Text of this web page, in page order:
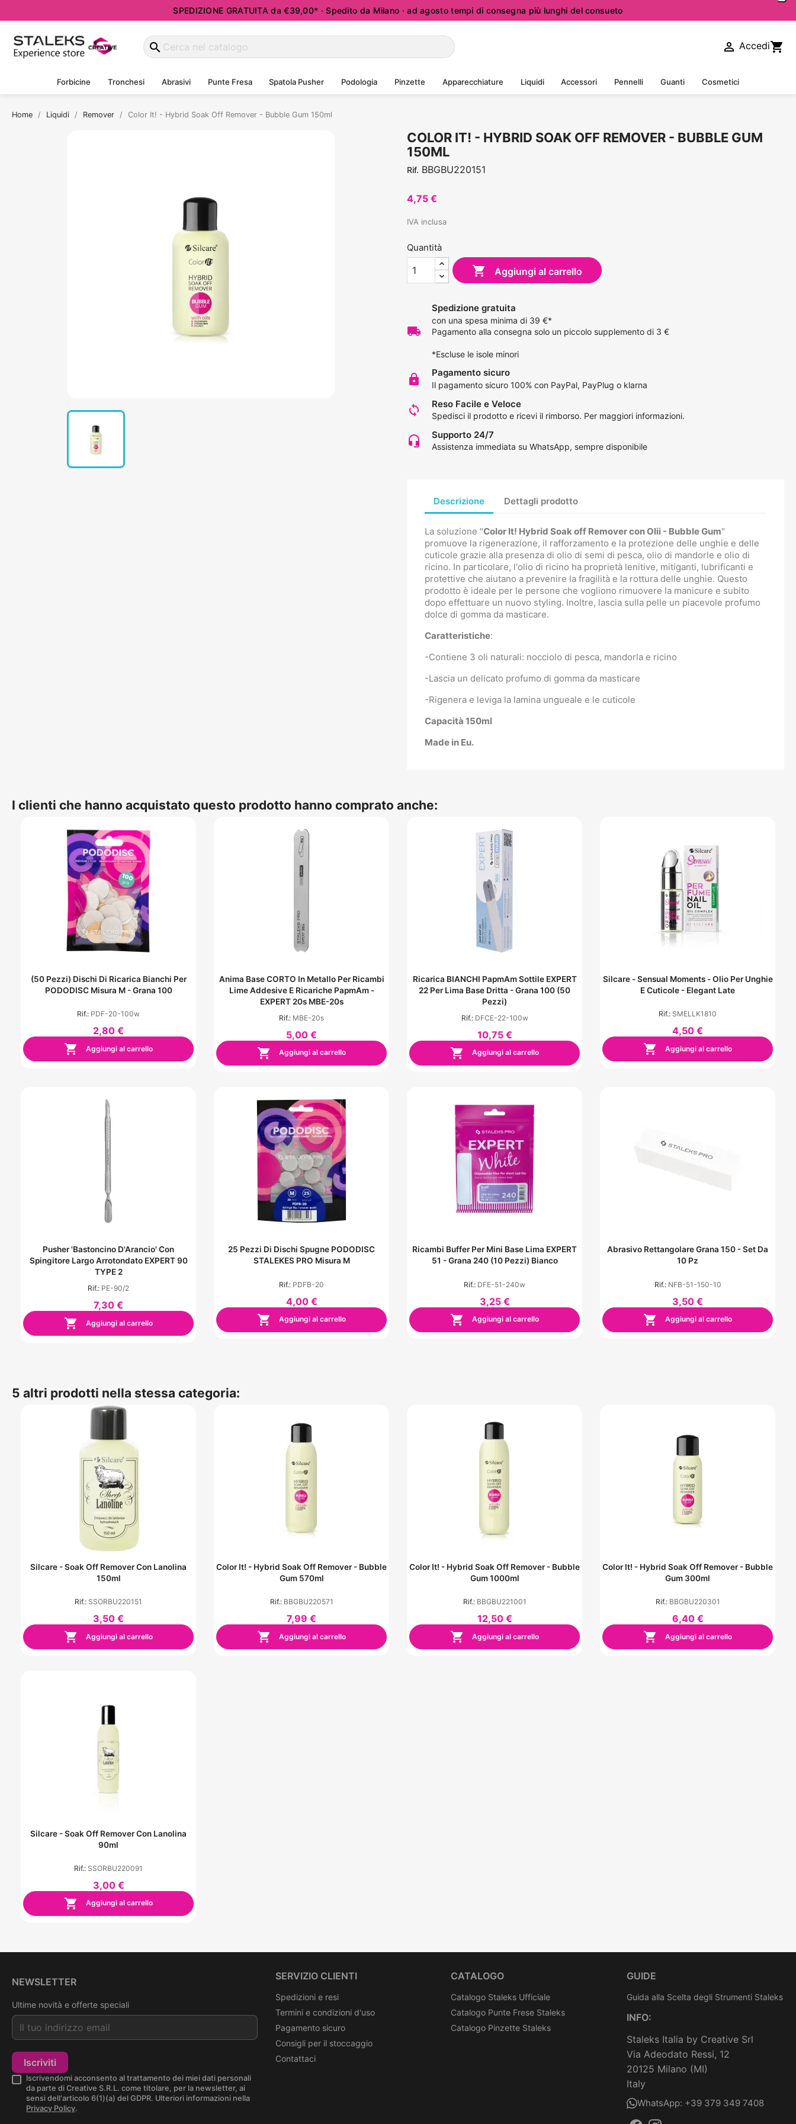
SPEDIZIONE GRATUITA da €39,00* · Spedito da Milano · ad agosto tempi di consegna più lunghi del consueto
search  Accedishopping_cart
Forbicine Tronchesi Abrasivi Punte Fresa Spatola Pusher Podologia Pinzette Apparecchiature Liquidi Accessori Pennelli Guanti Cosmetici
Home Liquidi Remover Color It! - Hybrid Soak Off Remover - Bubble Gum 150ml
COLOR IT! - HYBRID SOAK OFF REMOVER - BUBBLE GUM
150ML
Rif. BBGBU220151
4,75 €
IVA inclusa
Quantità
 Aggiungi al carrello
local_shipping
Spedizione gratuita
con una spesa minima di 39 €*
Pagamento alla consegna solo un piccolo supplemento di 3 €
*Escluse le isole minori
lock Pagamento sicuro
Il pagamento sicuro 100% con PayPal, PayPlug o klarna
loop Reso Facile e Veloce
Spedisci il prodotto e ricevi il rimborso. Per maggiori informazioni.
headset_mic Supporto 24/7
Assistenza immediata su WhatsApp, sempre disponibile
Descrizione Dettagli prodotto
La soluzione "Color It! Hybrid Soak off Remover con Olii - Bubble Gum"
promuove la rigenerazione, il rafforzamento e la protezione delle unghie e delle
cuticole grazie alla presenza di olio di semi di pesca, olio di mandorle e olio di
ricino. In particolare, l'olio di ricino ha proprietà lenitive, mitiganti, lubrificanti e
protettive che aiutano a prevenire la fragilità e la rottura delle unghie. Questo
prodotto è ideale per le persone che vogliono rimuovere la manicure e subito
dopo effettuare un nuovo styling. Inoltre, lascia sulla pelle un piacevole profumo
dolce di gomma da masticare.
Caratteristiche:
-Contiene 3 oli naturali: nocciolo di pesca, mandorla e ricino
-Lascia un delicato profumo di gomma da masticare
-Rigenera e leviga la lamina ungueale e le cuticole
Capacità 150ml
Made in Eu.
I clienti che hanno acquistato questo prodotto hanno comprato anche:
(50 Pezzi) Dischi Di Ricarica Bianchi Per
PODODISC Misura M - Grana 100
Rif.: PDF-20-100w
2,80 €
 Aggiungi al carrello
Anima Base CORTO In Metallo Per Ricambi
Lime Addesive E Ricariche PapmAm -
EXPERT 20s MBE-20s
Rif.: MBE-20s
5,00 €
 Aggiungi al carrello
Ricarica BIANCHI PapmAm Sottile EXPERT
22 Per Lima Base Dritta - Grana 100 (50
Pezzi)
Rif.: DFCE-22-100w
10,75 €
 Aggiungi al carrello
Silcare - Sensual Moments - Olio Per Unghie
E Cuticole - Elegant Late
Rif.: SMELLK1810
4,50 €
 Aggiungi al carrello
Pusher 'Bastoncino D'Arancio' Con
Spingitore Largo Arrotondato EXPERT 90
TYPE 2
Rif.: PE-90/2
7,30 €
 Aggiungi al carrello
25 Pezzi Di Dischi Spugne PODODISC
STALEKES PRO Misura M
Rif.: PDFB-20
4,00 €
 Aggiungi al carrello
Ricambi Buffer Per Mini Base Lima EXPERT
51 - Grana 240 (10 Pezzi) Bianco
Rif.: DFE-51-240w
3,25 €
 Aggiungi al carrello
Abrasivo Rettangolare Grana 150 - Set Da
10 Pz
Rif.: NFB-51-150-10
3,50 €
 Aggiungi al carrello
5 altri prodotti nella stessa categoria:
Silcare - Soak Off Remover Con Lanolina
150ml
Rif.: SSORBU220151
3,50 €
 Aggiungi al carrello
Color It! - Hybrid Soak Off Remover - Bubble
Gum 570ml
Rif.: BBGBU220571
7,99 €
 Aggiungi al carrello
Color It! - Hybrid Soak Off Remover - Bubble
Gum 1000ml
Rif.: BBGBU221001
12,50 €
 Aggiungi al carrello
Color It! - Hybrid Soak Off Remover - Bubble
Gum 300ml
Rif.: BBGBU220301
6,40 €
 Aggiungi al carrello
Silcare - Soak Off Remover Con Lanolina
90ml
Rif.: SSORBU220091
3,00 €
 Aggiungi al carrello
NEWSLETTER
Ultime novità e offerte speciali
Iscriviti
Iscrivendomi acconsento al trattamento dei miei dati personali
da parte di Creative S.R.L. come titolare, per la newsletter, ai
sensi dell'articolo 6(1)(a) del GDPR. Ulteriori informazioni nella
Privacy Policy.
SERVIZIO CLIENTI
Spedizioni e resi
Termini e condizioni d'uso
Pagamento sicuro
Consigli per il stoccaggio
Contattaci
CATALOGO
Catalogo Staleks Ufficiale
Catalogo Punte Frese Staleks
Catalogo Pinzette Staleks
GUIDE
Guida alla Scelta degli Strumenti Staleks
INFO:
Staleks Italia by Creative Srl
Via Adeodato Ressi, 12
20125 Milano (MI)
Italy
WhatsApp: +39 379 349 7408